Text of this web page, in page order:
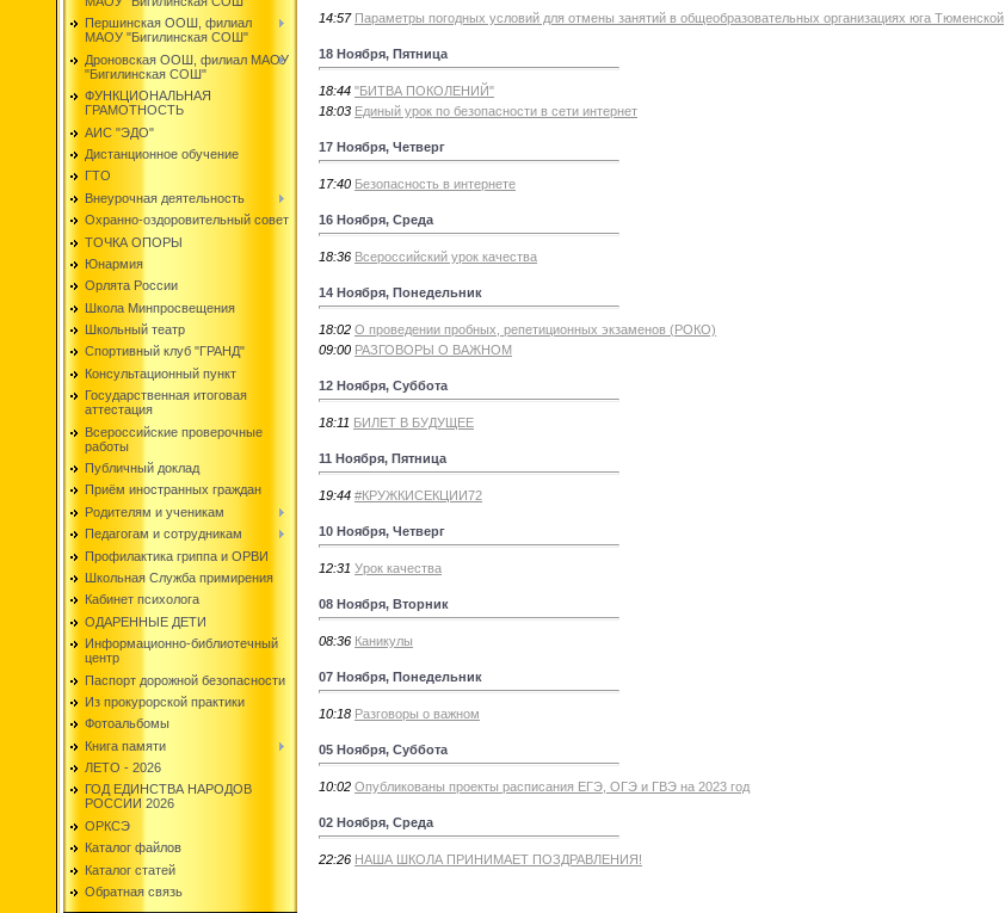
Першинская ООШ, филиал
МАОУ "Бигилинская СОШ"
Дроновская ООШ, филиал МАОУ
"Бигилинская СОШ"
ФУНКЦИОНАЛЬНАЯ
ГРАМОТНОСТЬ
АИС "ЭДО"
Дистанционное обучение
ГТО
Внеурочная деятельность
Охранно-оздоровительный совет
ТОЧКА ОПОРЫ
Юнармия
Орлята России
Школа Минпросвещения
Школьный театр
Спортивный клуб "ГРАНД"
Консультационный пункт
Государственная итоговая
аттестация
Всероссийские проверочные
работы
Публичный доклад
Приём иностранных граждан
Родителям и ученикам
Педагогам и сотрудникам
Профилактика гриппа и ОРВИ
Школьная Служба примирения
Кабинет психолога
ОДАРЕННЫЕ ДЕТИ
Информационно-библиотечный
центр
Паспорт дорожной безопасности
Из прокурорской практики
Фотоальбомы
Книга памяти
ЛЕТО - 2026
ГОД ЕДИНСТВА НАРОДОВ
РОССИИ 2026
ОРКСЭ
Каталог файлов
Каталог статей
Обратная связь
14:57 Параметры погодных условий для отмены занятий в общеобразовательных организациях юга Тюменской
18 Ноября, Пятница
18:44 "БИТВА ПОКОЛЕНИЙ"
18:03 Единый урок по безопасности в сети интернет
17 Ноября, Четверг
17:40 Безопасность в интернете
16 Ноября, Среда
18:36 Всероссийский урок качества
14 Ноября, Понедельник
18:02 О проведении пробных, репетиционных экзаменов (РОКО)
09:00 РАЗГОВОРЫ О ВАЖНОМ
12 Ноября, Суббота
18:11 БИЛЕТ В БУДУЩЕЕ
11 Ноября, Пятница
19:44 #КРУЖКИСЕКЦИИ72
10 Ноября, Четверг
12:31 Урок качества
08 Ноября, Вторник
08:36 Каникулы
07 Ноября, Понедельник
10:18 Разговоры о важном
05 Ноября, Суббота
10:02 Опубликованы проекты расписания ЕГЭ, ОГЭ и ГВЭ на 2023 год
02 Ноября, Среда
22:26 НАША ШКОЛА ПРИНИМАЕТ ПОЗДРАВЛЕНИЯ!